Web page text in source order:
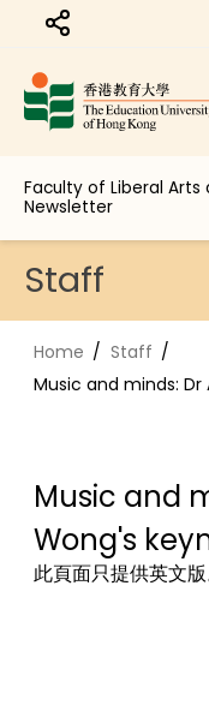
Share to
Faculty of Liberal Arts
Newsletter
Staff
Home
Staff
Music and minds: Dr
Music and
Wong's
此頁面只提供英文版